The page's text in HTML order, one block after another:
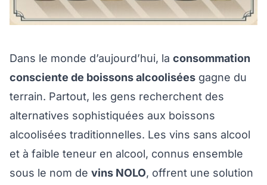
Dans le monde d’aujourd’hui, la consommation
consciente de boissons alcoolisées gagne du
terrain. Partout, les gens recherchent des
alternatives sophistiquées aux boissons
alcoolisées traditionnelles. Les vins sans alcool
et à faible teneur en alcool, connus ensemble
sous le nom de vins NOLO, offrent une solution